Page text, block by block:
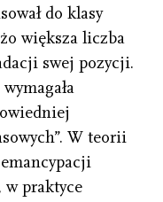
do klasy
większa liczba
swej pozycji.
W teorii
w praktyce